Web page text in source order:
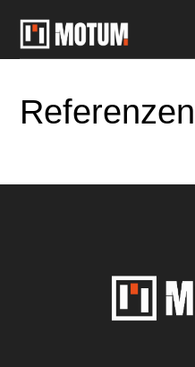
content
Referenzen